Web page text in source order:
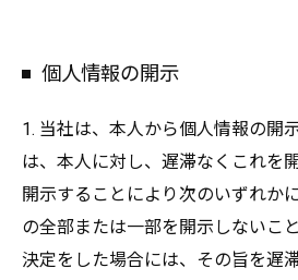
個人情報の開示
1. 当社は、本人から個人情報の開
は、本人に対し、遅滞なくこれを
開示することにより次のいずれか
の全部または一部を開示しないこ
決定をした場合には、その旨を遅